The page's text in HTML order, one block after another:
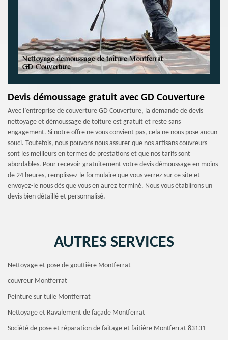
Devis démoussage gratuit avec GD Couverture
Avec l’entreprise de couverture GD Couverture, la demande de devis
nettoyage et démoussage de toiture est gratuit et reste sans
engagement. Si notre offre ne vous convient pas, cela ne nous pose aucun
souci. Toutefois, nous pouvons nous assurer que nos artisans couvreurs
sont les meilleurs en termes de prestations et que nos tarifs sont
abordables. Pour recevoir gratuitement votre devis démoussage en moins
de 24 heures, remplissez le formulaire que vous verrez sur ce site et
envoyez-le nous dès que vous en aurez terminé. Nous vous établirons un
devis bien détaillé et personnalisé.
AUTRES SERVICES
Nettoyage et pose de gouttière Montferrat
couvreur Montferrat
Peinture sur tuile Montferrat
Nettoyage et Ravalement de façade Montferrat
Société de pose et réparation de faitage et faitière Montferrat 83131